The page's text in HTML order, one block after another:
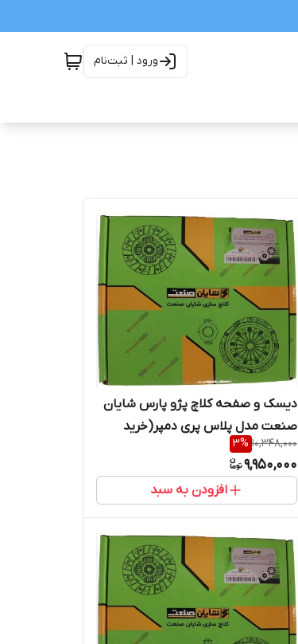
ورود | ثبت‌نام
دیسک و صفحه کلاچ پژو پارس شایان
صنعت مدل پلاس پری دمپر(خرید
مستقیم از پخش کننده)
10,348,000
3%
9,950,000
افزودن به سبد